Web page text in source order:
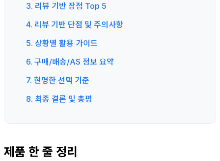
3. 리뷰 기반 장점 Top 5
4. 리뷰 기반 단점 및 주의사항
5. 상황별 활용 가이드
6. 구매/배송/AS 정보 요약
7. 현명한 선택 기준
8. 최종 결론 및 총평
제품 한 줄 정리